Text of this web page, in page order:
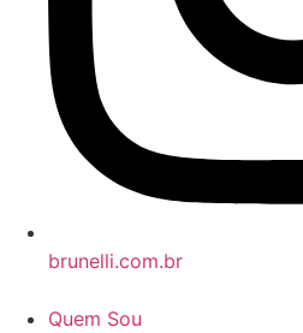
brunelli.com.br
Quem Sou